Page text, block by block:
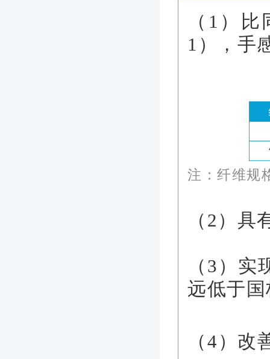
（1）
1），手
注：纤维规
（2）
（3）
远低于
（4）